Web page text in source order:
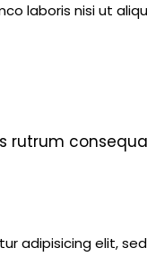
laboris nisi ut
rutrum
adipisicing elit,